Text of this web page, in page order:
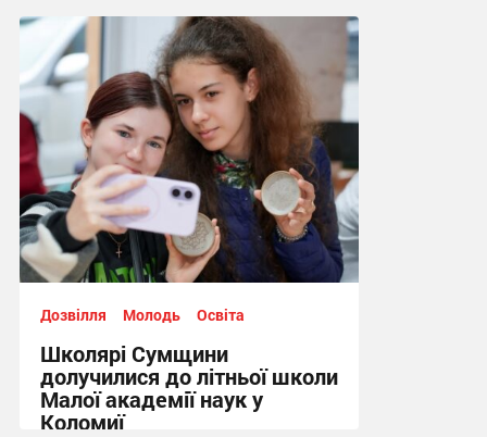
22:05, 31.07.2026
Дозвілля Молодь Освіта
Школярі Сумщини
долучилися до літньої школи
Малої академії наук у
Коломиї